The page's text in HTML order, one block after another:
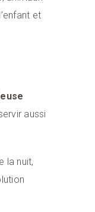
et
aussi
la nuit,